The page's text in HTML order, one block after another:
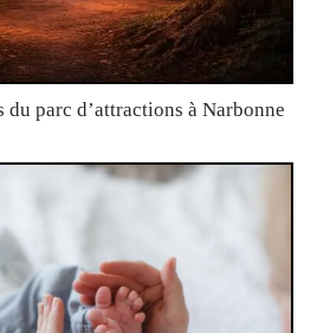
du parc d’attractions à Narbonne